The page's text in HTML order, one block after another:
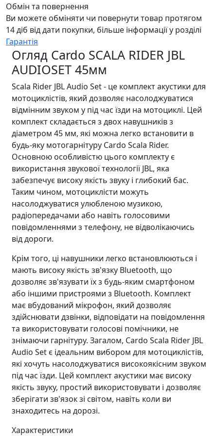
Обмін та повернення
Ви можете обміняти чи повернути товар протягом
14 діб від дати покупки, більше інформації у розділі
Гарантія
Огляд Cardo SCALA RIDER JBL
AUDIOSET 45мм
Scala Rider JBL Audio Set - це комплект акустики для
мотоциклістів, який дозволяє насолоджуватися
відмінним звуком у під час їзди на мотоциклі. Цей
комплект складається з двох навушників з
діаметром 45 мм, які можна легко встановити в
будь-яку мотогарнітуру Cardo Scala Rider.
Основною особливістю цього комплекту є
використання звукової технології JBL, яка
забезпечує високу якість звуку і глибокий бас.
Таким чином, мотоциклісти можуть
насолоджуватися улюбленою музикою,
радіопередачами або навіть голосовими
повідомленнями з телефону, не відволікаючись
від дороги.
Крім того, ці навушники легко встановлюються і
мають високу якість зв'язку Bluetooth, що
дозволяє зв'язувати їх з будь-яким смартфоном
або іншими пристроями з Bluetooth. Комплект
має вбудований мікрофон, який дозволяє
здійснювати дзвінки, відповідати на повідомлення
та використовувати голосові помічники, не
знімаючи гарнітуру. Загалом, Cardo Scala Rider JBL
Audio Set є ідеальним вибором для мотоциклістів,
які хочуть насолоджуватися високоякісним звуком
під час їзди. Цей комплект акустики має високу
якість звуку, простий використовувати і дозволяє
зберігати зв'язок зі світом, навіть коли ви
знаходитесь на дорозі.
Характеристики